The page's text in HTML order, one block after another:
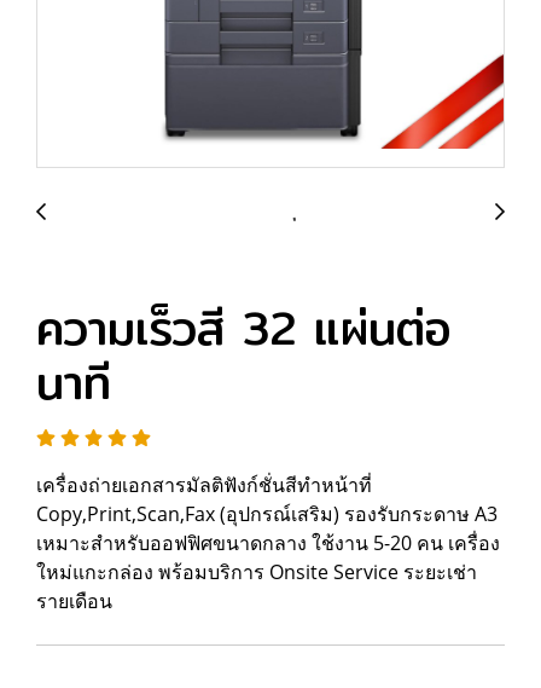
ความเร็วสี 32 แผ่นต่อ
นาที
เครื่องถ่ายเอกสารมัลติฟังก์ชั่นสีทำหน้าที่
Copy,Print,Scan,Fax (อุปกรณ์เสริม) รองรับกระดาษ A3
เหมาะสำหรับออฟฟิศขนาดกลาง ใช้งาน 5-20 คน เครื่อง
ใหม่แกะกล่อง พร้อมบริการ Onsite Service ระยะเช่า
รายเดือน